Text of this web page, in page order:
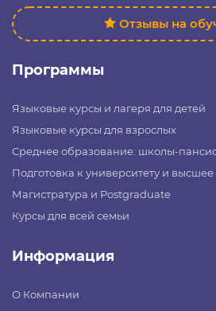
Отзывы на
Программы
Языковые курсы и лагеря для детей
Языковые курсы для взрослых
Среднее образование: школы-
Подготовка к университету и
Магистратура и Postgraduate
Курсы для всей семьи
Информация
О Компании